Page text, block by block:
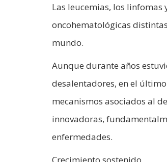
Las leucemias, los
oncohematológicas
mundo.
Aunque durante años
desalentadores, en el
mecanismos asociados al
innovadoras,
enfermedades.
Crecimiento sostenido